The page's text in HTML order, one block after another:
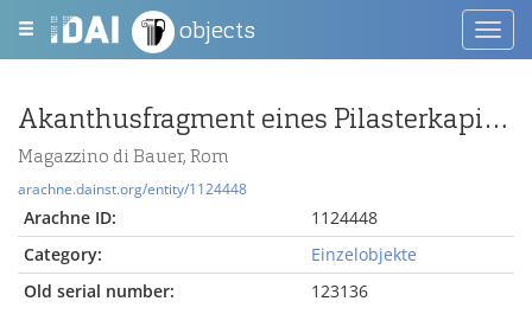
objects
Akanthusfragment eines Pilasterkapitells
Magazzino di Bauer, Rom
arachne.dainst.org/entity/1124448
Arachne ID:
1124448
Category:
Einzelobjekte
Old serial number:
123136